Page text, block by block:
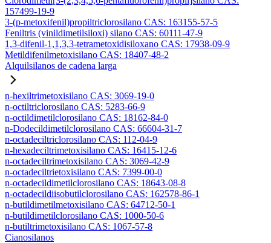
157499-19-9
3-(p-metoxifenil)propiltriclorosilano CAS: 163155-57-5
Feniltris (vinildimetilsiloxi) silano CAS: 60111-47-9
1,3-difenil-1,1,3,3-tetrametoxidisiloxano CAS: 17938-09-9
Metildifenilmetoxisilano CAS: 18407-48-2
Alquilsilanos de cadena larga
n-hexiltrimetoxisilano CAS: 3069-19-0
n-octiltriclorosilano CAS: 5283-66-9
n-octildimetilclorosilano CAS: 18162-84-0
n-Dodecildimetilclorosilano CAS: 66604-31-7
n-octadeciltriclorosilano CAS: 112-04-9
n-hexadeciltrimetoxisilano CAS: 16415-12-6
n-octadeciltrimetoxisilano CAS: 3069-42-9
n-octadeciltrietoxisilano CAS: 7399-00-0
n-octadecildimetilclorosilano CAS: 18643-08-8
n-octadecildiisobutilclorosilano CAS: 162578-86-1
n-butildimetilmetoxisilano CAS: 64712-50-1
n-butildimetilclorosilano CAS: 1000-50-6
n-butiltrimetoxisilano CAS: 1067-57-8
Cianosilanos